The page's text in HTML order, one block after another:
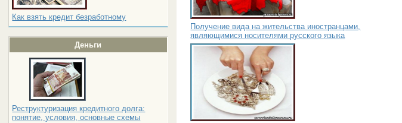
Как взять кредит безработному
Деньги
Реструктуризация кредитного долга:
понятие, условия, основные схемы
Получение вида на жительства иностранцами,
являющимися носителями русского языка